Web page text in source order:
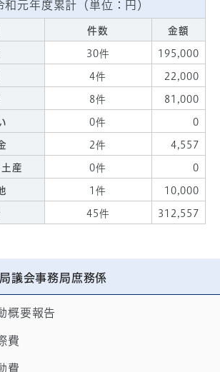
和元年度累計（単位：円）
件数 金額
30件 195,000
4件 22,000
8件 81,000
0件 0
2件 4,557
産 0件 0
1件 10,000
45件 312,557
議会事務局庶務係
概要報告
費
費